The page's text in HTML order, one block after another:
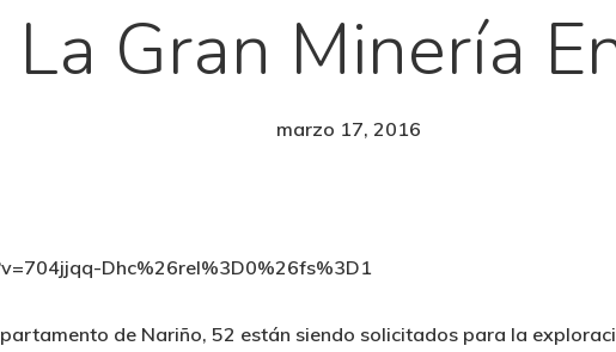
Gran Minería
marzo 17, 2016
Dhc%26rel%3D0%26fs%3D1
de Nariño, 52 están siendo solicitados para la